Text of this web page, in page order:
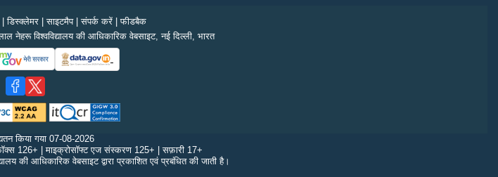
|डिस्क्लेमर |साइटमैप|संपर्क करें |फीडबैक
नेहरू विश्वविद्यालय की आधिकारिक वेबसाइट, नई दिल्ली, भारत
किया गया 07-08-2026
126+ | माइक्रोसॉफ्ट एज संस्करण 125+ | सफ़ारी 17+
की आधिकारिक वेबसाइट द्वारा प्रकाशित एवं प्रबंधित की जाती है।